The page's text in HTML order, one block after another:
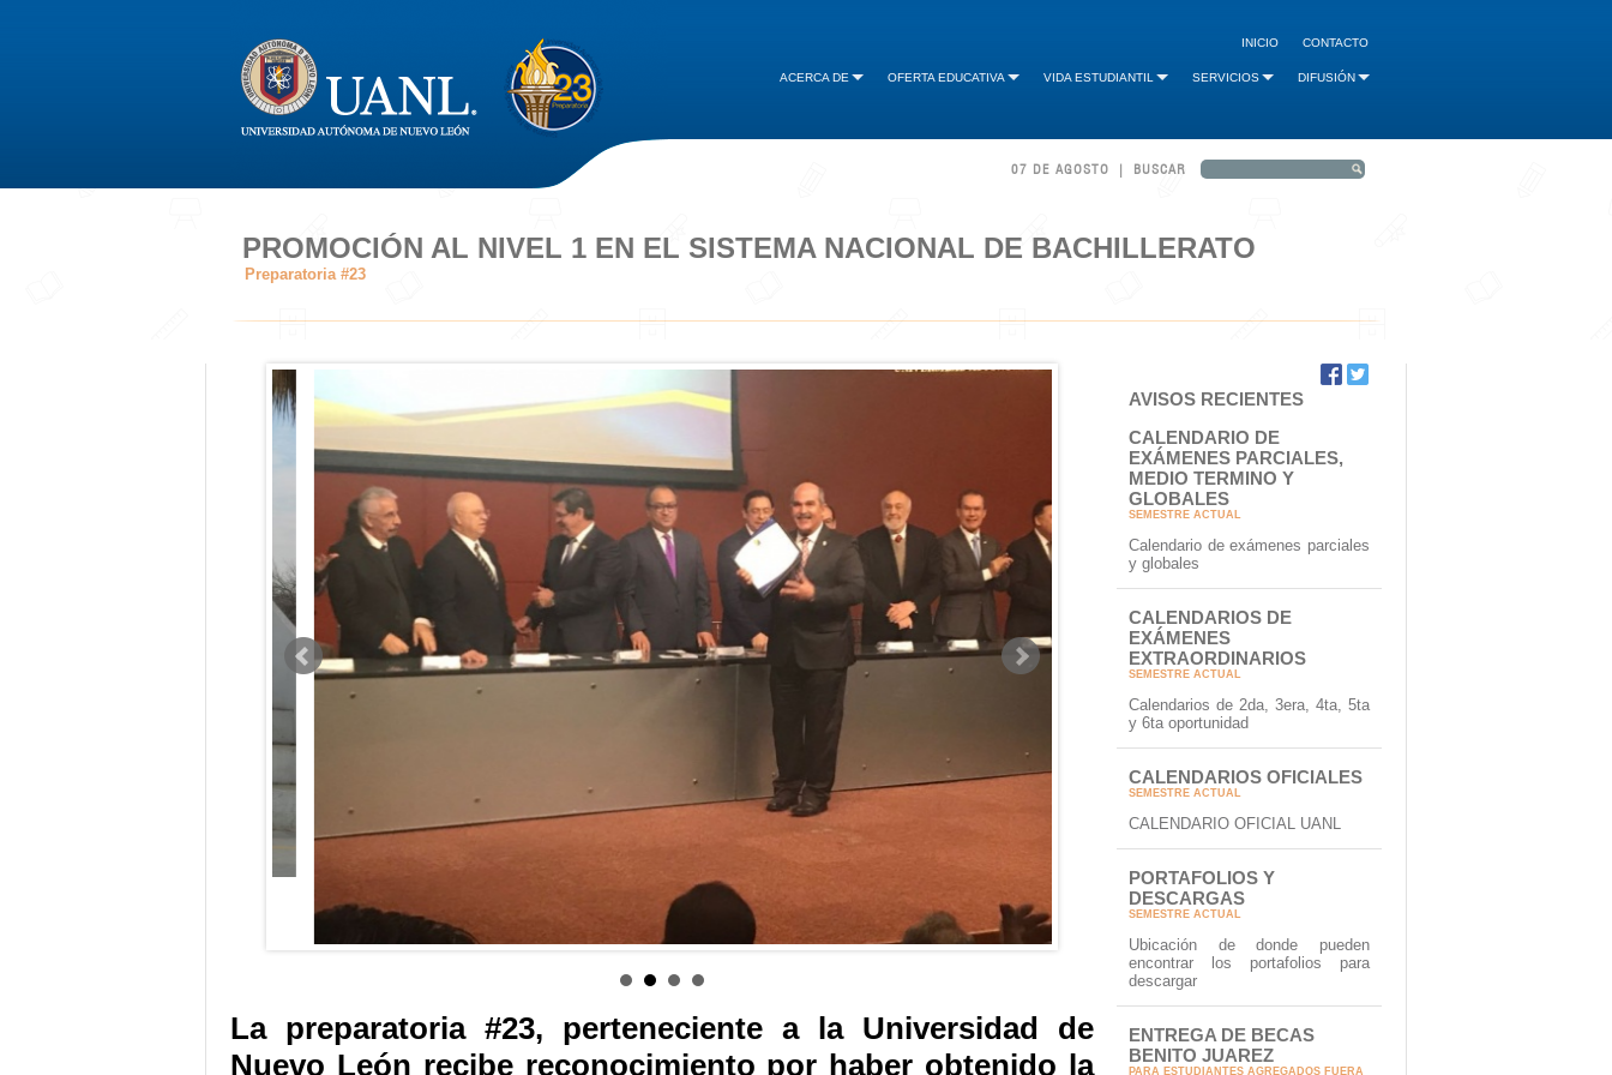
INICIO CONTACTO
ACERCA DE OFERTA EDUCATIVA VIDA ESTUDIANTIL SERVICIOS DIFUSIÓN
07 DE AGOSTO | BUSCAR
PROMOCIÓN AL NIVEL 1 EN EL SISTEMA NACIONAL DE BACHILLERATO
Preparatoria #23
La preparatoria #23, perteneciente a la Universidad de
AVISOS RECIENTES
CALENDARIO DE
EXÁMENES PARCIALES,
MEDIO TERMINO Y
GLOBALES
SEMESTRE ACTUAL
Calendario de exámenes parciales
y globales
CALENDARIOS DE
EXÁMENES
EXTRAORDINARIOS
SEMESTRE ACTUAL
Calendarios de 2da, 3era, 4ta, 5ta
y 6ta oportunidad
CALENDARIOS OFICIALES
SEMESTRE ACTUAL
CALENDARIO OFICIAL UANL
PORTAFOLIOS Y
DESCARGAS
SEMESTRE ACTUAL
Ubicación de donde pueden
encontrar los portafolios para
descargar
ENTREGA DE BECAS
BENITO JUAREZ
PARA ESTUDIANTES AGREGADOS FUERA